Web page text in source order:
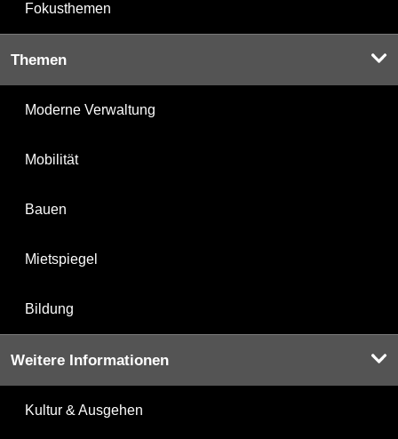
Fokusthemen
Themen
Moderne Verwaltung
Mobilität
Bauen
Mietspiegel
Bildung
Weitere Informationen
Kultur & Ausgehen